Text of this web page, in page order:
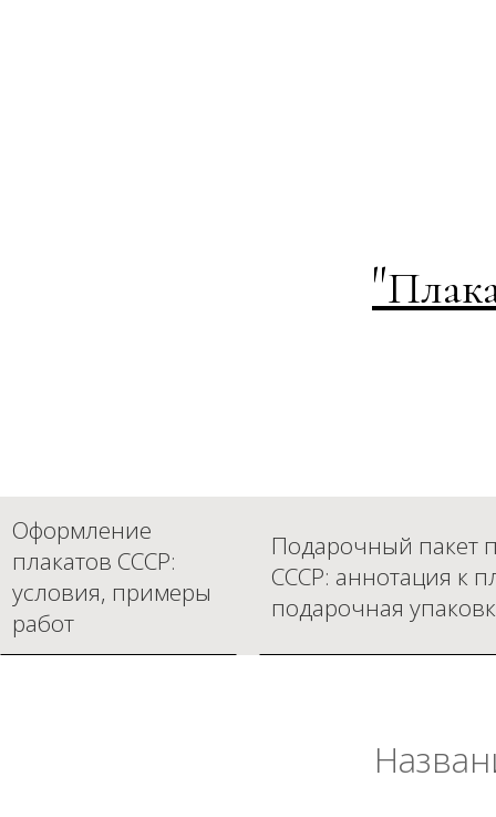
"
Оформление
плакатов СССР:
условия, примеры
работ
Подарочный пакет
СССР: аннотация к
подарочная